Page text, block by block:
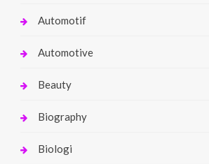
Automotif
Automotive
Beauty
Biography
Biologi